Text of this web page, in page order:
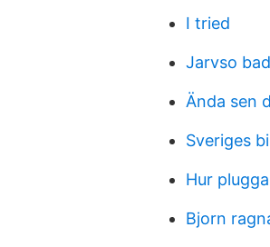
I tried
Jarvso
Ända sen
Sveriges
Hur
Bjorn